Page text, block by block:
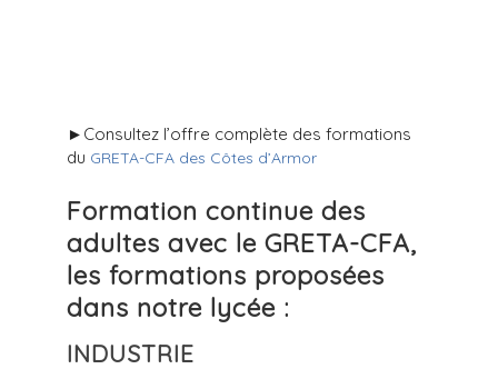
►Consultez l’offre complète des formations
du GRETA-CFA des Côtes d’Armor
Formation continue des
adultes avec le GRETA-CFA,
les formations proposées
dans notre lycée :
INDUSTRIE